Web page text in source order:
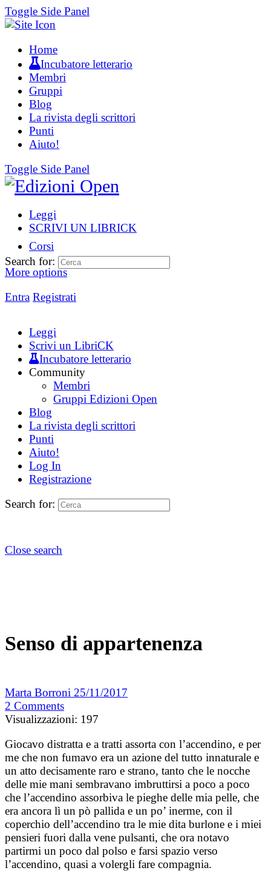
Toggle Side Panel
Home
Incubatore letterario
Membri
Gruppi
Blog
La rivista degli scrittori
Punti
Aiuto!
Toggle Side Panel
Leggi
SCRIVI UN LIBRICK
Corsi
More options
Entra Registrati
Search for:
Leggi
Scrivi un LibriCK
Incubatore letterario
Community
Membri
Gruppi Edizioni Open
Blog
La rivista degli scrittori
Punti
Aiuto!
Log In
Registrazione
Search for:
Close search
Senso di appartenenza
Marta Borroni 25/11/2017
2 Comments
Visualizzazioni: 197
Giocavo distratta e a tratti assorta con l’accendino, e per
me che non fumavo era un azione del tutto innaturale e
un atto decisamente raro e strano, tanto che le nocche
delle mie mani sembravano imbruttirsi a poco a poco
che l’accendino assorbiva le pieghe delle mia pelle, che
era ancora lì un pò pallida e un po’ inerme, con il
coperchio dell’accendino tra le mie dita burlone e i miei
pensieri fuori dalla vene pulsanti, che ora notavo
partirmi un poco dal polso e farsi spazio verso
l’accendino, quasi a volergli fare compagnia.